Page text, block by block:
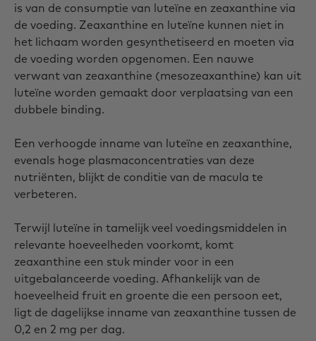
is van de consumptie van luteïne en zeaxanthine via
de voeding. Zeaxanthine en luteïne kunnen niet in
het lichaam worden gesynthetiseerd en moeten via
de voeding worden opgenomen. Een nauwe
verwant van zeaxanthine (mesozeaxanthine) kan uit
luteïne worden gemaakt door verplaatsing van een
dubbele binding.
Een verhoogde inname van luteïne en zeaxanthine,
evenals hoge plasmaconcentraties van deze
nutriënten, blijkt de conditie van de macula te
verbeteren.
Terwijl luteïne in tamelijk veel voedingsmiddelen in
relevante hoeveelheden voorkomt, komt
zeaxanthine een stuk minder voor in een
uitgebalanceerde voeding. Afhankelijk van de
hoeveelheid fruit en groente die een persoon eet,
ligt de dagelijkse inname van zeaxanthine tussen de
0,2 en 2 mg per dag.